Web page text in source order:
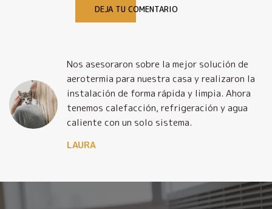
DEJA TU COMENTARIO
Nos asesoraron sobre la mejor solución de
aerotermia para nuestra casa y realizaron la
instalación de forma rápida y limpia. Ahora
tenemos calefacción, refrigeración y agua
caliente con un solo sistema.
LAURA